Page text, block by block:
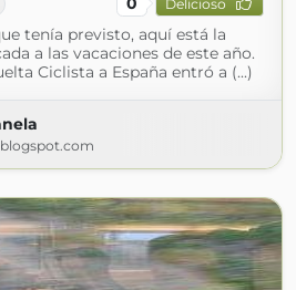
Delicioso
tenía previsto, aquí está la
a las vacaciones de este año.
Ciclista a España entró a (...)